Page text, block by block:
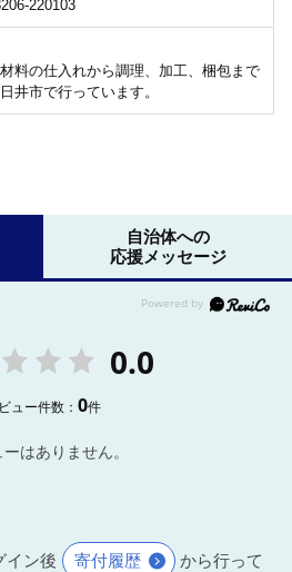
220103
料の仕入れから調理、加工、梱包まで
井市で行っています。
自治体への
応援メッセージ
0.0
ュー件数：0件
ーはありません。
イン後 寄付履歴
から行って